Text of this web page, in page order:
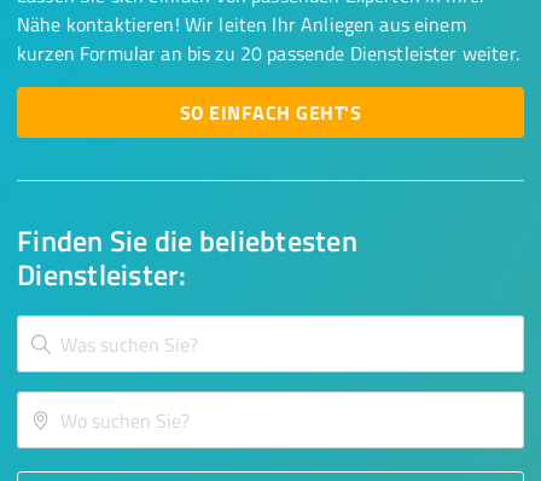
Finden Sie die beliebtesten
Dienstleister:
Nähe kontaktieren! Wir leiten Ihr Anliegen aus einem
kurzen Formular an bis zu 20 passende Dienstleister weiter.
SO EINFACH GEHT'S